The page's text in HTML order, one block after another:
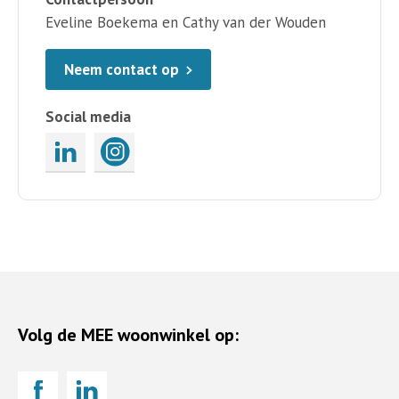
Eveline Boekema en Cathy van der Wouden
Neem contact op
Social media
Volg de MEE woonwinkel op: